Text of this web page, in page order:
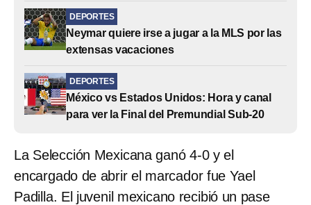
DEPORTES
Neymar quiere irse a jugar a la MLS por las
extensas vacaciones
DEPORTES
México vs Estados Unidos: Hora y canal
para ver la Final del Premundial Sub-20
La Selección Mexicana ganó 4-0 y el
encargado de abrir el marcador fue Yael
Padilla. El juvenil mexicano recibió un pase